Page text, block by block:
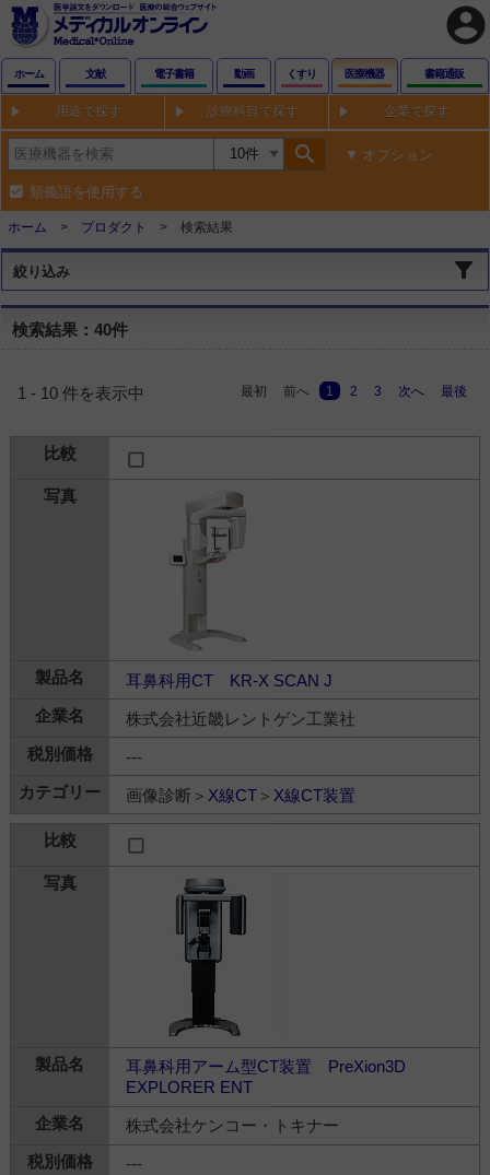
account_circle
ホーム 文献 電子書籍 動画 くすり 医療機器 書籍通販
用途で探す 診療科目で探す 企業で探す
search オプション
類義語を使用する
ホーム プロダクト 検索結果
絞り込み
検索結果：40件
1 - 10 件を表示中 最初 前へ 1 2 3 次へ 最後
耳鼻科用CT KR-X SCAN J
株式会社近畿レントゲン工業社
---
画像診断＞ X線CT＞ X線CT装置
耳鼻科用アーム型CT装置 PreXion3D
EXPLORER ENT
株式会社ケンコー・トキナー
---